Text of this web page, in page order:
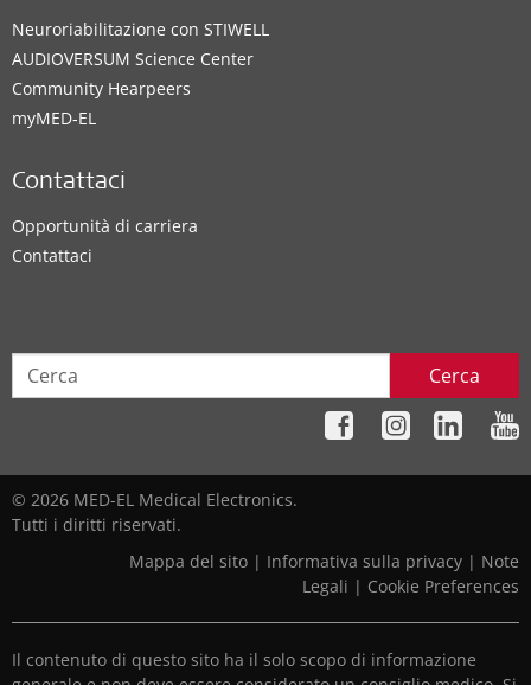
Neuroriabilitazione con STIWELL
AUDIOVERSUM Science Center
Community Hearpeers
myMED‑EL
Contattaci
Opportunità di carriera
Contattaci
Cerca
© 2026 MED-EL Medical Electronics.
Tutti i diritti riservati.
Mappa del sito | Informativa sulla privacy | Note
Legali | Cookie Preferences
Il contenuto di questo sito ha il solo scopo di informazione